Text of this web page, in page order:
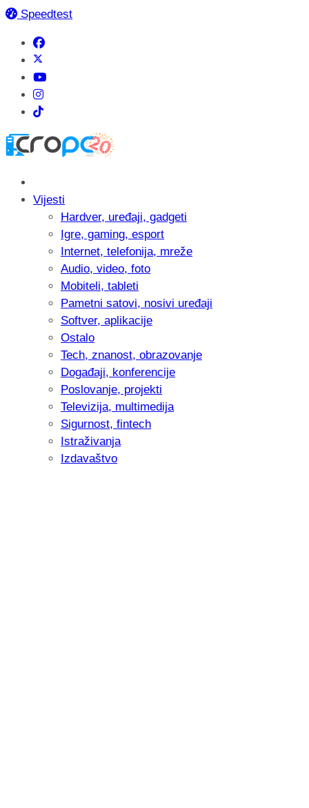
Speedtest
Vijesti
Hardver, uređaji, gadgeti
Igre, gaming, esport
Internet, telefonija, mreže
Audio, video, foto
Mobiteli, tableti
Pametni satovi, nosivi uređaji
Softver, aplikacije
Ostalo
Tech, znanost, obrazovanje
Događaji, konferencije
Poslovanje, projekti
Televizija, multimedija
Sigurnost, fintech
Istraživanja
Izdavaštvo